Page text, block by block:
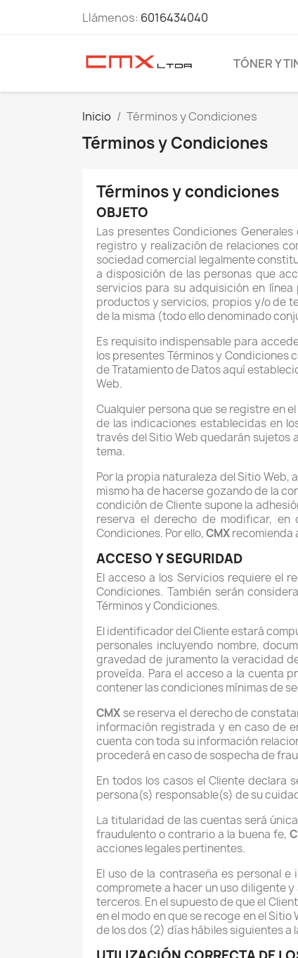
Llámenos: 6016434040
TÓNER Y
Inicio Términos y Condiciones
Términos y Condiciones
Términos y condiciones
OBJETO
Las presentes Condiciones
registro y realización de relaciones
sociedad comercial legalmente
a disposición de las personas que
servicios para su adquisición en
productos y servicios, propios y/o de
de la misma (todo ello denominado
Es requisito indispensable para
los presentes Términos y Condiciones
de Tratamiento de Datos aquí
Web.
Cualquier persona que se registre en
de las indicaciones establecidas en
través del Sitio Web quedarán sujetos
tema.
Por la propia naturaleza del Sitio
mismo ha de hacerse gozando de la
condición de Cliente supone la
reserva el derecho de modificar, en
Condiciones. Por ello,CMXrecomienda
ACCESO Y SEGURIDAD
El acceso a los Servicios requiere el
Condiciones. También serán
Términos y Condiciones.
El identificador del Cliente estará
personales incluyendo nombre,
gravedad de juramento la veracidad
proveída. Para el acceso a la cuenta
contener las condiciones mínimas de
CMX se reserva el derecho de
información registrada y en caso de
cuenta con toda su información
procederá en caso de sospecha de
En todos los casos el Cliente declara
persona(s) responsable(s) de su
La titularidad de las cuentas será
fraudulento o contrario a la buena fe,
acciones legales pertinentes.
El uso de la contraseña es personal
compromete a hacer un uso diligente
terceros. En el supuesto de que el
en el modo en que se recoge en el
de los dos (2) días hábiles siguientes a